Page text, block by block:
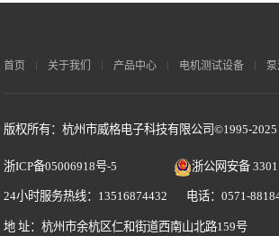
首页 关于我们 产品中心 电机测试设备
版权所有：杭州市威格电子科技有限公司©1995-2025
浙ICP备05006918号-5 浙公网安备
24小时服务热线：13516874432 电话：0571-
地 址：杭州市余杭区仁和街道西南山北路159号